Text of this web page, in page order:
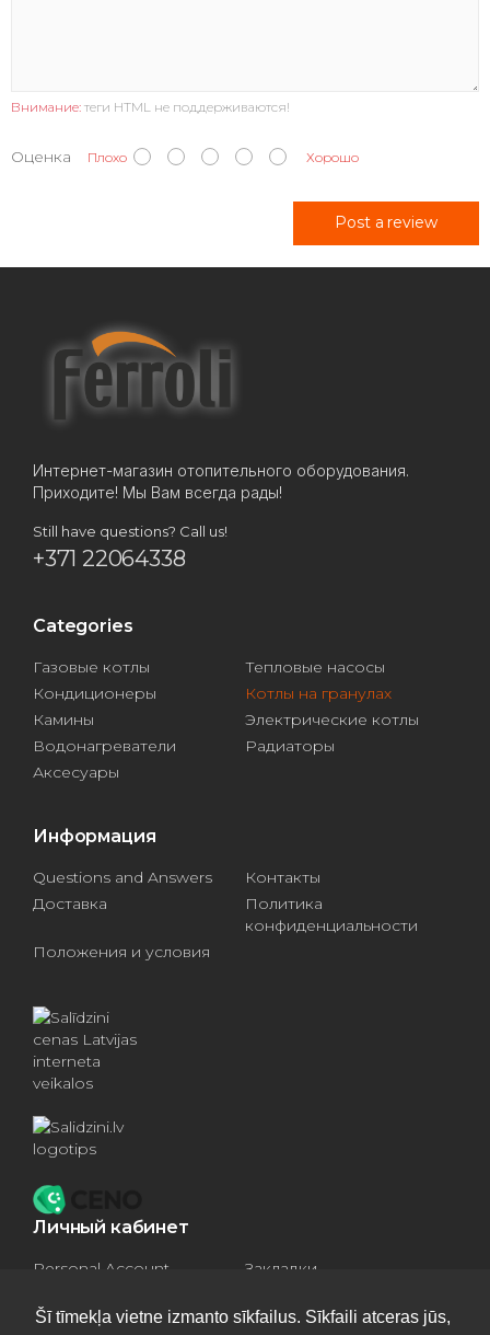
Šī tīmekļa vietne izmanto sīkfailus. Sīkfaili atceras jūs,
Внимание: теги HTML не поддерживаются!
Оценка Плохо Хорошо
Post a review
Интернет-магазин отопительного оборудования.
Приходите! Мы Вам всегда рады!
Still have questions? Call us!
+371 22064338
Categories
Газовые котлы
Тепловые насосы
Кондиционеры
Котлы на гранулах
Камины
Электрические котлы
Водонагреватели
Радиаторы
Аксесуары
Информация
Questions and Answers
Контакты
Доставка
Политика
конфиденциальности
Положения и условия
Личный кабинет
Personal Account
Закладки